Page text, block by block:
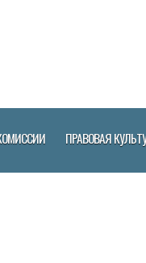
ПРАВОВАЯ